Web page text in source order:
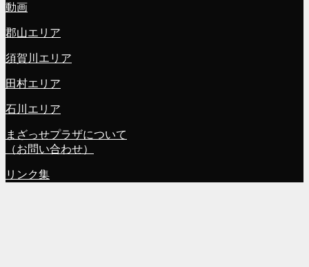
動画
郡山エリア
須賀川エリア
田村エリア
石川エリア
まざっせプラザについて
（お問い合わせ）
リンク集